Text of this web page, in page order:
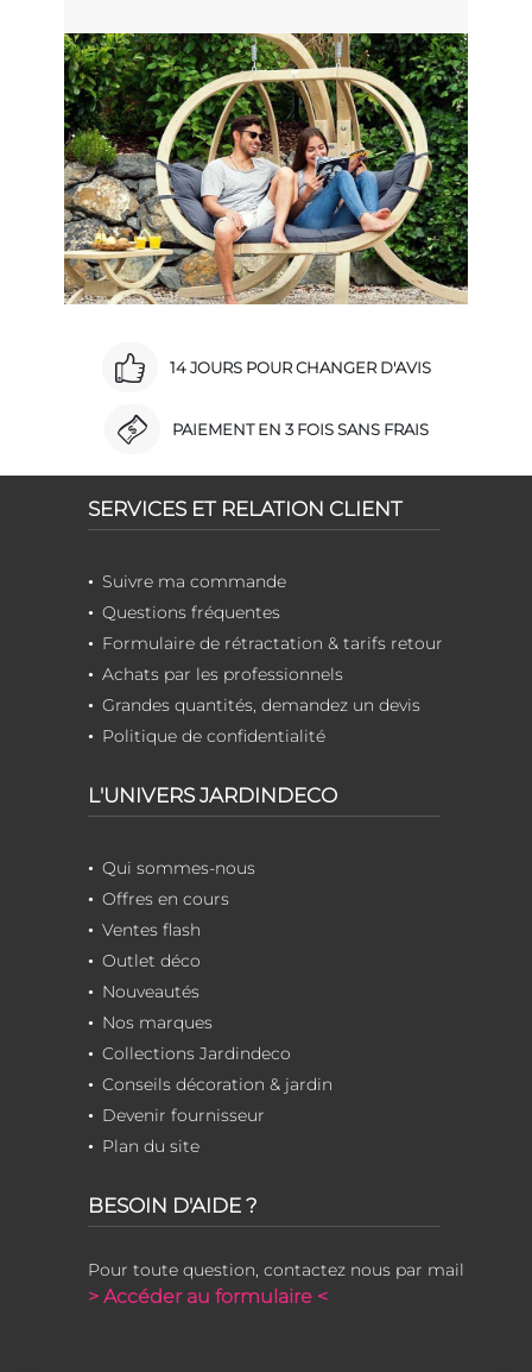
14 JOURS POUR CHANGER D'AVIS
PAIEMENT EN 3 FOIS SANS FRAIS
SERVICES ET RELATION CLIENT
Suivre ma commande
Questions fréquentes
Formulaire de rétractation & tarifs retour
Achats par les professionnels
Grandes quantités, demandez un devis
Politique de confidentialité
L'UNIVERS JARDINDECO
Qui sommes-nous
Offres en cours
Ventes flash
Outlet déco
Nouveautés
Nos marques
Collections Jardindeco
Conseils décoration & jardin
Devenir fournisseur
Plan du site
BESOIN D'AIDE ?
Pour toute question, contactez nous par mail
> Accéder au formulaire <